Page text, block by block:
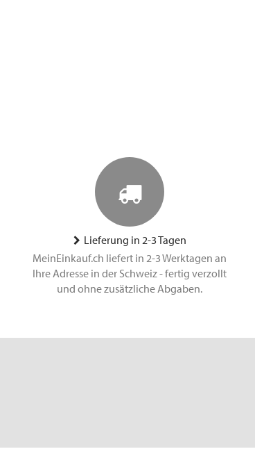
Lieferung in 2-3 Tagen
MeinEinkauf.ch liefert in 2-3 Werktagen an
Ihre Adresse in der Schweiz - fertig verzollt
und ohne zusätzliche Abgaben.